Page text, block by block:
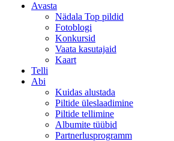
Avasta
Nädala Top pildid
Fotoblogi
Konkursid
Vaata kasutajaid
Kaart
Telli
Abi
Kuidas alustada
Piltide üleslaadimine
Piltide tellimine
Albumite tüübid
Partnerlusprogramm